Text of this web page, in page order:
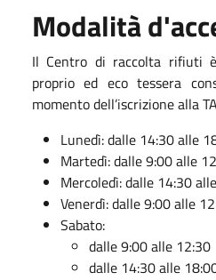
Modalità
Il Centro di raccolta rifiuti
proprio ed eco tessera
momento dell’iscrizione alla
Lunedì: dalle 14:30 alle
Martedì: dalle 9:00 alle
Mercoledì: dalle 14:30
Venerdì: dalle 9:00 alle
Sabato:
dalle 9:00 alle 12:30
dalle 14:30 alle